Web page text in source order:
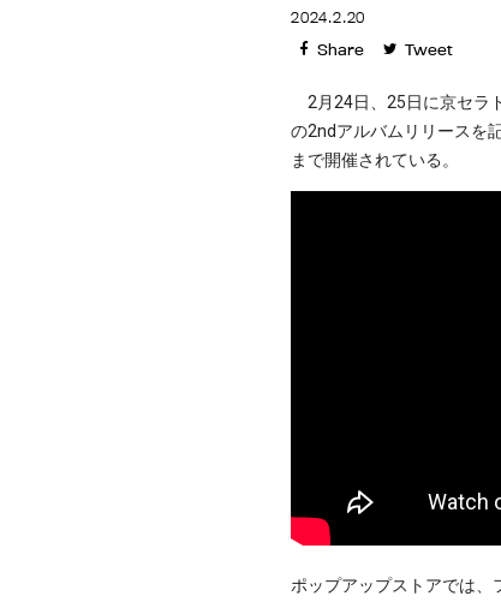
2024.2.20
Share Tweet
2月24日、25日に京セラ
の2ndアルバムリリースを
まで開催されている。
ポップアップストアでは、